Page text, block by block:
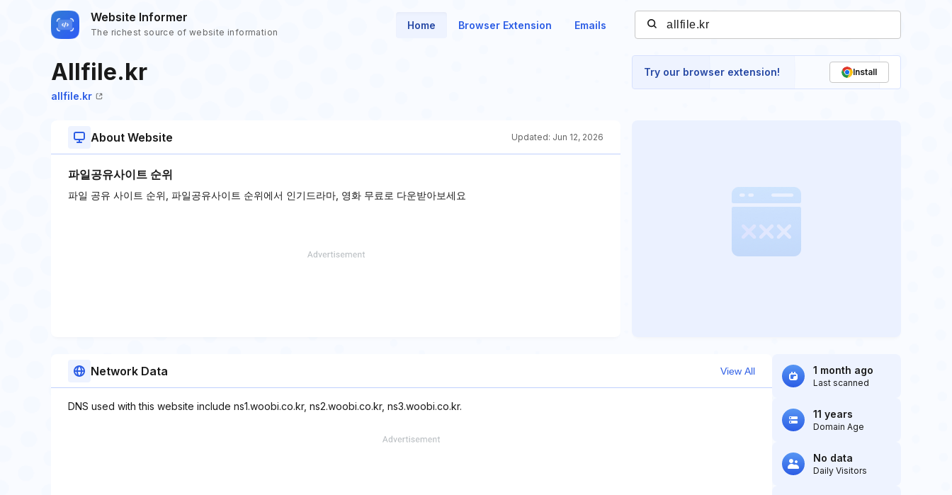
Website Informer
The richest source of website information
Home Browser Extension Emails
Allfile.kr
allfile.kr
Try our browser extension! Install
About Website Updated: Jun 12, 2026
파일공유사이트 순위
파일 공유 사이트 순위, 파일공유사이트 순위에서 인기드라마, 영화 무료로 다운받아보세요
Network Data View All
DNS used with this website include ns1.woobi.co.kr, ns2.woobi.co.kr, ns3.woobi.co.kr.
1 month ago
Last scanned
11 years
Domain Age
No data
Daily Visitors